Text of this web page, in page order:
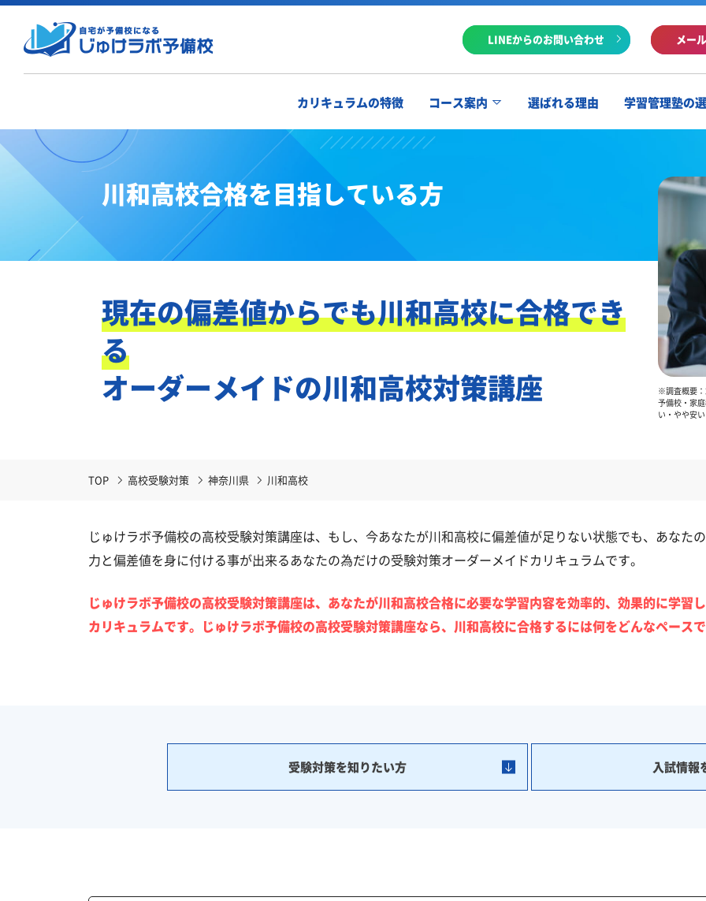
LINEからのお問い合わせ メー
カリキュラムの特徴 コース案内 選ばれる理由 学習管理塾の
川和高校合格を目指している方
現在の偏差値からでも川和高校に合格でき
る
オーダーメイドの川和高校対策講座
※調査概要
予備校・家
い・やや安
TOP 高校受験対策 神奈川県 川和高校
じゅけラボ予備校の高校受験対策講座は、もし、今あなたが川和高校に偏差値が足りない状態でも、あなた
力と偏差値を身に付ける事が出来るあなたの為だけの受験対策オーダーメイドカリキュラムです。
じゅけラボ予備校の高校受験対策講座は、あなたが川和高校合格に必要な学習内容を効率的、効果的に学習
カリキュラムです。じゅけラボ予備校の高校受験対策講座なら、川和高校に合格するには何をどんなペース
受験対策を知りたい方 入試情報